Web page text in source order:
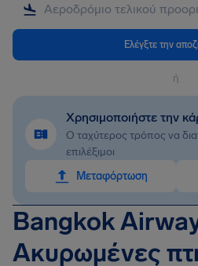
Ελέγξτε την
ή
Χρησιμοποιήστε την
Ο ταχύτερος τρόπος να
επιλέξιμοι
Mεταφόρτωση
Bangkok
Ακυρωμένες